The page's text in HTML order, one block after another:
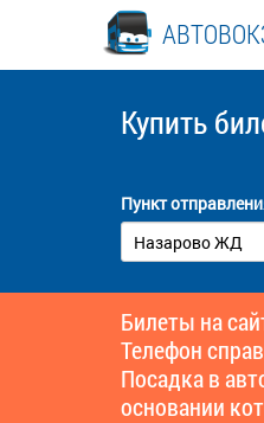
Купить
Пункт
Билеты на
Телефон
Посадка в
основании